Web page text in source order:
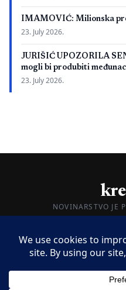
IMAMOVIĆ: Milionska
23. July 2026.
JURIŠIĆ UPOZORILA
mogli bi produbiti
23. July 2026.
NOVINARSTVO JE